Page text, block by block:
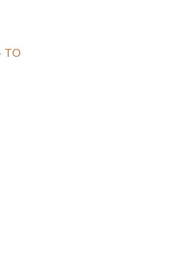
TO